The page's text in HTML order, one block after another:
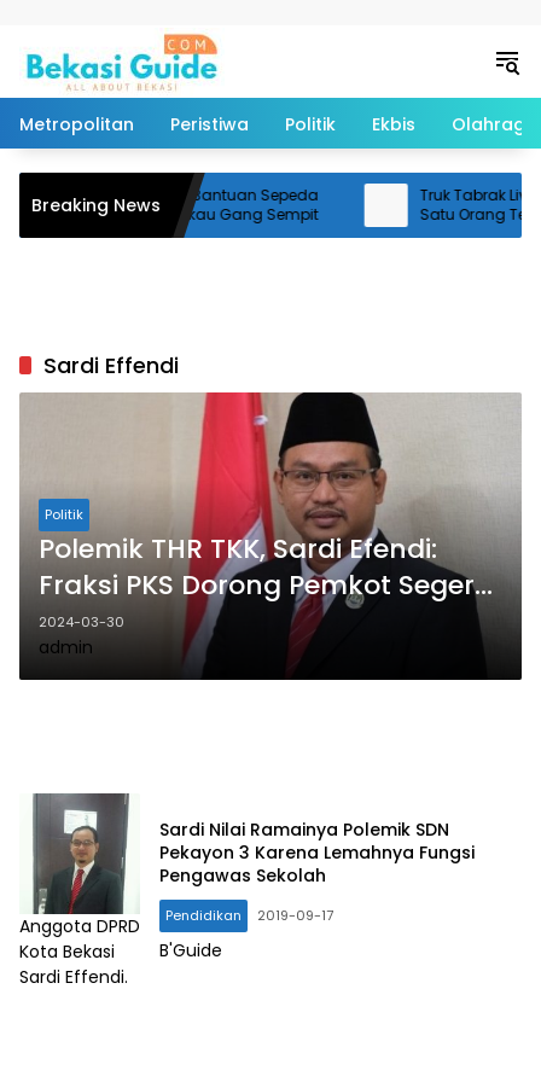
Metropolitan Peristiwa Politik Ekbis Olahraga
Breaking News
Pemkot Bekasi Dapat Bantuan Sepeda
Sampah untuk Jangkau Gang Sempit
Truk Tabrak
Satu Orang Tewas
Sardi Effendi
Politik
Polemik THR TKK, Sardi Efendi:
Fraksi PKS Dorong Pemkot Segera
Cairkan
2024-03-30
admin
Anggota DPRD
Kota Bekasi
Sardi Effendi.
Sardi Nilai Ramainya Polemik SDN
Pekayon 3 Karena Lemahnya Fungsi
Pengawas Sekolah
Pendidikan 2019-09-17
B'Guide